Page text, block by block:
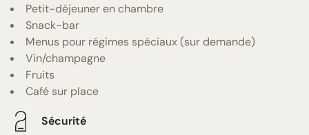
Petit-déjeuner en chambre
Snack-bar
Menus pour régimes spéciaux (sur demande)
Vin/champagne
Fruits
Café sur place
Sécurité